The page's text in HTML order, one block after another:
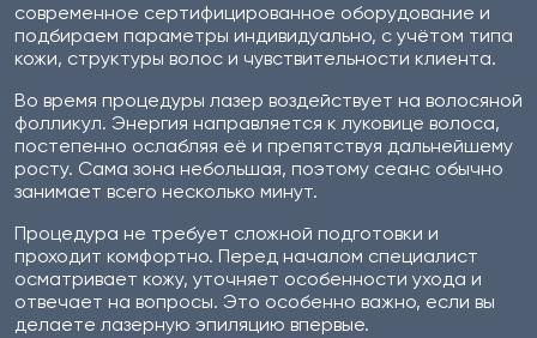
современное сертифицированное оборудование и
подбираем параметры индивидуально, с учётом типа
кожи, структуры волос и чувствительности клиента.
Во время процедуры лазер воздействует на волосяной
фолликул. Энергия направляется к луковице волоса,
постепенно ослабляя её и препятствуя дальнейшему
росту. Сама зона небольшая, поэтому сеанс обычно
занимает всего несколько минут.
Процедура не требует сложной подготовки и
проходит комфортно. Перед началом специалист
осматривает кожу, уточняет особенности ухода и
отвечает на вопросы. Это особенно важно, если вы
делаете лазерную эпиляцию впервые.